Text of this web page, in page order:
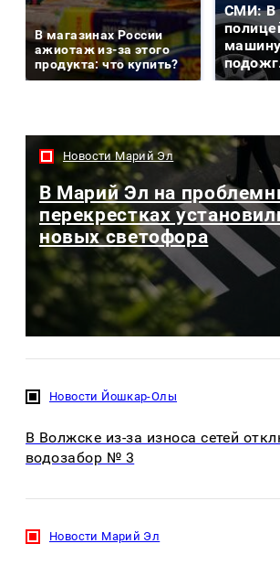
В магазинах России
ажиотаж из-за этого
продукта: что купить?
СМИ: В
Новости Марий Эл
В Марий Эл на
перекрестках
новых светофора
Новости Йошкар-Олы
В Волжске из-за износа сетей
водозабор № 3
Новости Марий Эл